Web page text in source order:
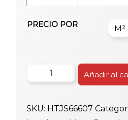
PRECIO POR M²
Porc.plaza
60
Gris
Añadir al
SKU: HTJS66607